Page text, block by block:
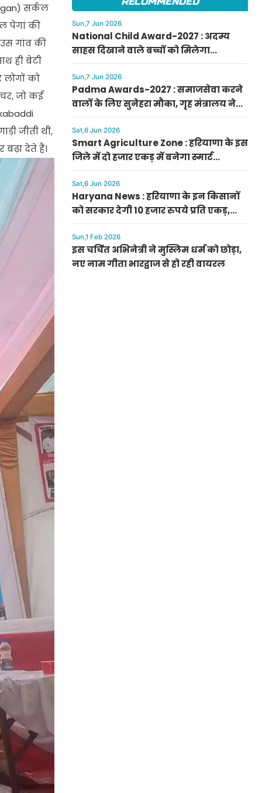
सर्कल
पेगां की
उस गांव की
ही बेटी
लोगों को
जो कई
जीती थी,
देते हैं।
Sun,7 Jun 2026
National Child Award-2027 : अदम्य
साहस दिखाने वाले बच्चों को मिलेगा
प्रधानमंत्री राष्ट्रीय बाल पुरस्कार-2027, ऐसे
करें आवेदन
Sun,7 Jun 2026
Padma Awards-2027 : समाजसेवा करने
वालों के लिए सुनेहरा मौका, गृह मंत्रालय ने
निकाले पद्म पुरस्कार-2027 के लिए आवेदन
Sat,6 Jun 2026
Smart Agriculture Zone : हरियाणा के इस
जिले में दो हजार एकड़ में बनेगा स्मार्ट
एग्रीकल्चर जोन
Sat,6 Jun 2026
Haryana News : हरियाणा के इन किसानों
को सरकार देगी 10 हजार रुपये प्रति एकड़,
सीएम सैनी की घोषणा
Sun,1 Feb 2026
इस चर्चित अभिनेत्री ने मुस्लिम धर्म को छोड़ा,
नए नाम गीता भारद्वाज से हो रही वायरल